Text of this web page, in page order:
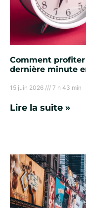
Comment
dernière minute
15 juin 2026 7 h 43 min
Lire la suite »